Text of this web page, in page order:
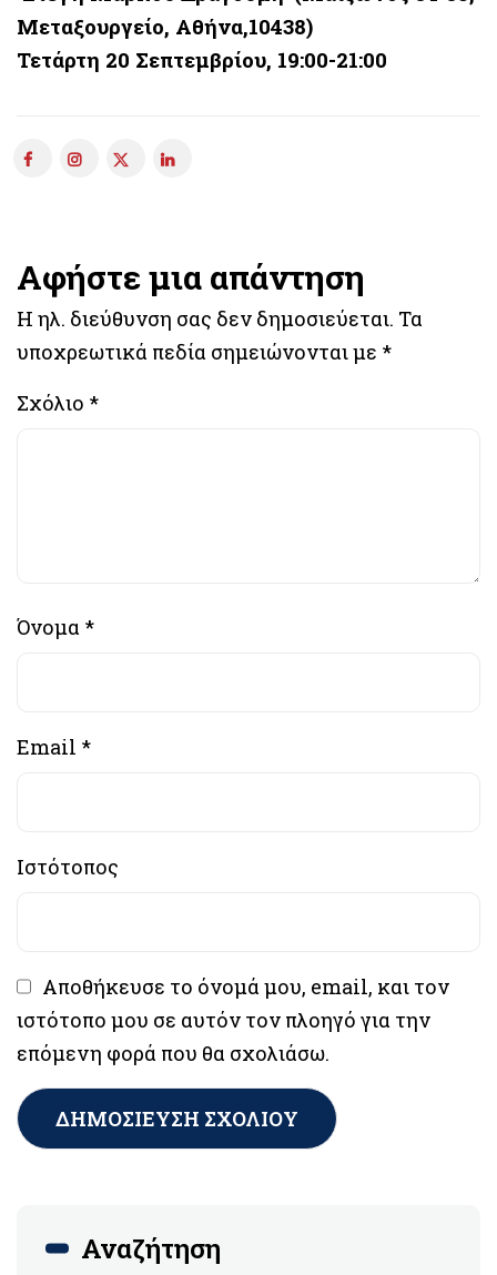
Μεταξουργείο, Αθήνα,10438)
Τετάρτη 20 Σεπτεμβρίου, 19:00-21:00
Αφήστε μια απάντηση
Η ηλ. διεύθυνση σας δεν δημοσιεύεται. Τα
υποχρεωτικά πεδία σημειώνονται με *
Σχόλιο *
Όνομα *
Email *
Ιστότοπος
Αποθήκευσε το όνομά μου, email, και τον
ιστότοπο μου σε αυτόν τον πλοηγό για την
επόμενη φορά που θα σχολιάσω.
Αναζήτηση